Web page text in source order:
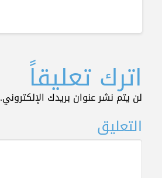
اترك تعليقاً
لن يتم نشر عنوان بريدك الإلكتروني.
التعليق